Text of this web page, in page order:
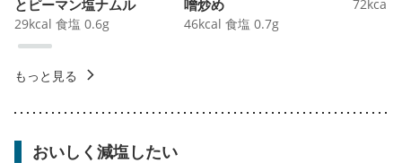
とピーマン塩ナムル
29kcal 食塩 0.6g
噌炒め
46kcal 食塩 0.7g
72kcal
もっと見る
おいしく減塩したい